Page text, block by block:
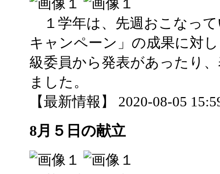
１学年は、先週おこなっ
キャンペーン」の成果に対
級委員から発表があったり
ました。
【最新情報】 2020-08-05
8月５日の献立